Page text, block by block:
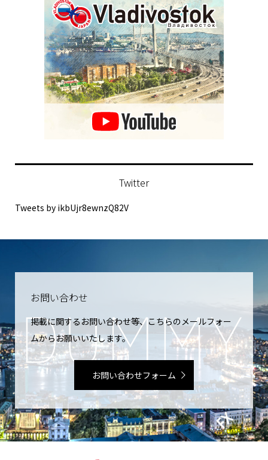
Twitter
Tweets by ikbUjr8ewnzQ82V
お問い合わせ
掲載に関するお問い合わせ等、こちらのメールフォー
ムからお願いいたします。
お問い合わせフォーム